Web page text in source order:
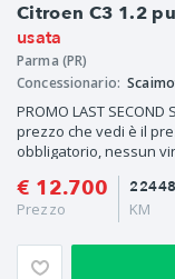
Citroen C3 1.2
usata
Parma (PR)
Concessionario:
PROMO LAST
prezzo che vedi è il
obbligatorio, nessun
€ 12.700
Prezzo
22448
KM